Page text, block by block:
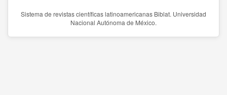
Sistema de revistas científicas latinoamericanas Biblat. Universidad
Nacional Autónoma de México.